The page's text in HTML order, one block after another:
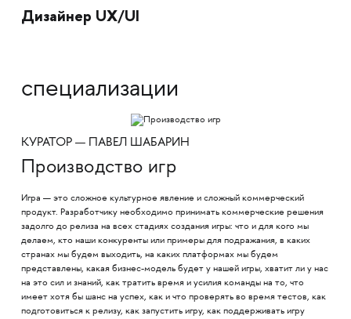
Дизайнер UX/UI
специализации
КУРАТОР — ПАВЕЛ ШАБАРИН
Производство игр
Игра — это сложное культурное явление и сложный коммерческий
продукт. Разработчику необходимо принимать коммерческие решения
задолго до релиза на всех стадиях создания игры: что и для кого мы
делаем, кто наши конкуренты или примеры для подражания, в каких
странах мы будем выходить, на каких платформах мы будем
представлены, какая бизнес-модель будет у нашей игры, хватит ли у нас
на это сил и знаний, как тратить время и усилия команды на то, что
имеет хотя бы шанс на успех, как и что проверять во время тестов, как
подготовиться к релизу, как запустить игру, как поддерживать игру